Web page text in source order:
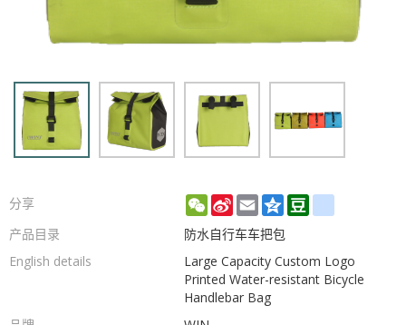
分享 WeChat
Sina
Weibo
EmailQzoneDoubanrenren
产品目录
防水自行车车把包
English details
Large Capacity Custom Logo
Printed Water-resistant Bicycle
Handlebar Bag